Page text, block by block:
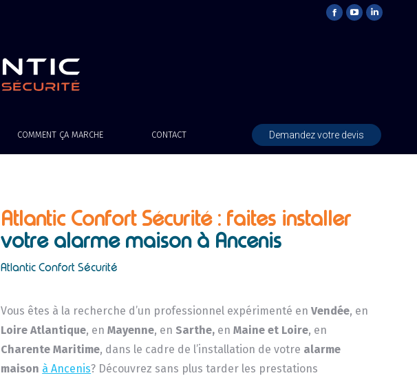
COMMENT ÇA MARCHE CONTACT Demandez votre devis
Atlantic Confort Sécurité : faites installer
votre alarme maison à Ancenis
Atlantic Confort Sécurité
Vous êtes à la recherche d’un professionnel expérimenté enVendée, en
Loire Atlantique, en Mayenne, en Sarthe, en Maine et Loire, en
Charente Maritime, dans le cadre de l’installation de votre alarme
maison à Ancenis? Découvrez sans plus tarder les prestations